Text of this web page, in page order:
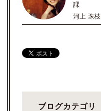
課
河上 珠枝
ブログカテゴリ